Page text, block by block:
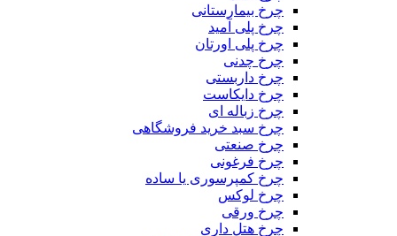
چرخ بیمارستانی
چرخ پلی آمید
چرخ پلی اورتان
چرخ چدنی
چرخ داربستی
چرخ دایکاست
چرخ زباله ای
چرخ سبد خرید فروشگاهی
چرخ صنعتی
چرخ فرغونی
چرخ کمپرسوری یا ساده
چرخ لوکس
چرخ ورقی
چرخ هتل داری